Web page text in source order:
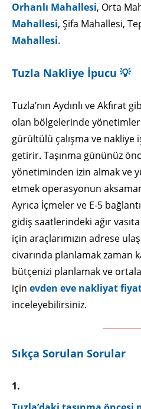
Orhanlı Mahallesi, Orta
Mahallesi, Şifa Mahallesi,
Mahallesi.
Tuzla Nakliye İpucu 💡
Tuzla’nın Aydınlı ve Akfırat
olan bölgelerinde
gürültülü çalışma ve nakliye
getirir. Taşınma gününüz
yönetiminden izin almak ve
etmek operasyonun
Ayrıca İçmeler ve E-5
gidiş saatlerindeki ağır
için araçlarımızın adrese
civarında planlamak zaman
bütçenizi planlamak ve
için evden eve nakliyat
inceleyebilirsiniz.
Sıkça Sorulan Sorular